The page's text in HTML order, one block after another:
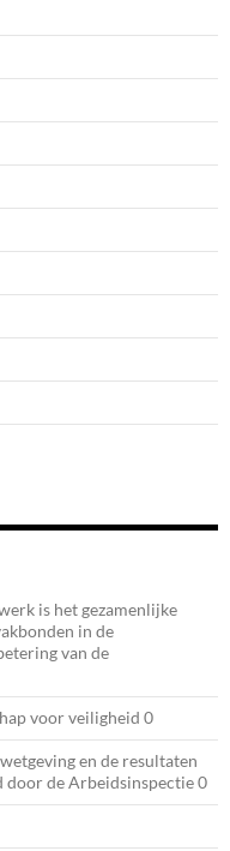
is het gezamenlijke
in de
van de
voor veiligheid 0
en de resultaten
door de Arbeidsinspectie 0